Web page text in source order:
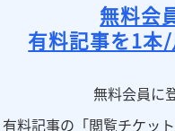
無料会
有料記事を1本
無料会員に
有料記事の「閲覧チケッ